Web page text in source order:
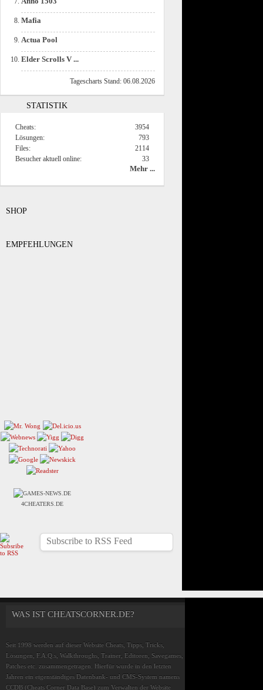
Mafia
Actua Pool
Elder Scrolls V ...
Tagescharts Stand: 06.08.2026
STATISTIK
Cheats:
3954
Lösungen:
793
Files:
2114
Besucher aktuell online:
33
Mehr ...
SHOP
EMPFEHLUNGEN
4CHEATERS.DE
Subscribe to RSS Feed
WAS IST CHEATSCORNER.DE?
Seit 1998 werden auf dieser Website Cheats, Tipps, Tricks,
Lösungen, F.A.Q.s, Walkthroughs, Trainer, Editoren, Savegames,
Patches etc. zusammengetragen. Hierfür wurde in den letzten
Jahren ein eigenständiges Datenbank- und CMS-System namens
CCDB (Cheats Corner Data Base) zum Verwalten der Website